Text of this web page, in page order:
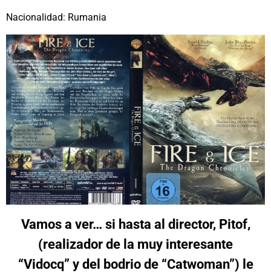
Nacionalidad: Rumania
Vamos a ver… si hasta al director, Pitof,
(realizador de la muy interesante
“Vidocq” y del bodrio de “Catwoman”) le